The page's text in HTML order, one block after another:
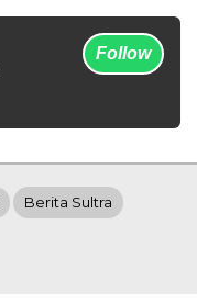
Follow
Berita Sultra